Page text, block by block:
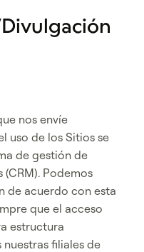
nos envíe
uso de los Sitios se
de gestión de
Podemos
de acuerdo con esta
que el acceso
estructura
filiales de